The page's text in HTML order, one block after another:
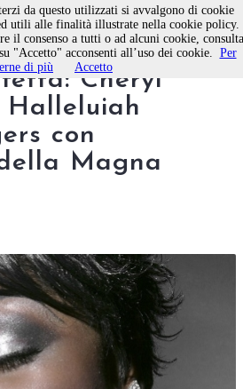
concerto di fine
Cheryl
con
Magna
da questo utilizzati si avvalgono di cookie
utili alle finalità illustrate nella cookie policy.
il consenso a tutti o ad alcuni cookie, consulta
"Accetto" acconsenti all’uso dei cookie. Per
di più
Accetto